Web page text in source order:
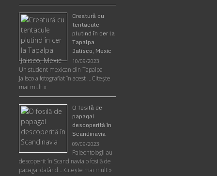
Creatură cu
tentacule
plutind în cer la
Tapalpa
Jalisco, Mexic
10/09/2023
Un student mexican din Tapalpa
Jalisco a fotografiat în acest …Citește
mai mult »
O fosilă de
papagal
descoperită în
Scandinavia
09/09/2023
Paleontologii au
descoperit în Scandinavia o fosilă de
papagal datând …Citește mai mult »